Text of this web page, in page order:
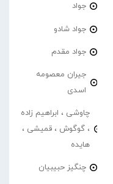
جواد
جواد شادو
جواد مقدم
جیران معصومه
اسدی
چاوشی ، ابراهیم زاده
، گوگوش ، قمیشی ،
هایده
چنگیز حبیبیان